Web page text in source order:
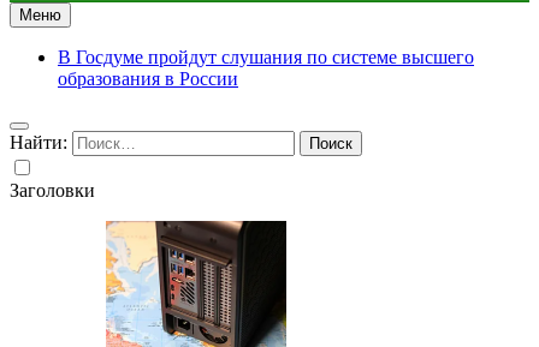
Меню
В Госдуме пройдут слушания по системе высшего
образования в России
Найти:
Заголовки